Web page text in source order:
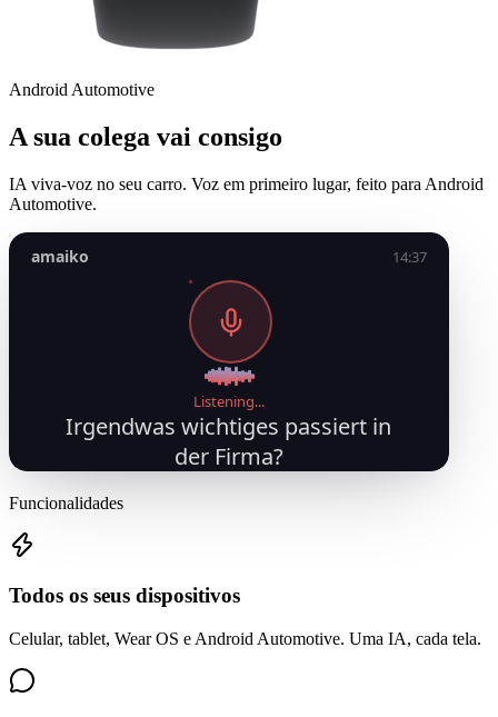
Android Automotive
A sua colega vai consigo
IA viva-voz no seu carro. Voz em primeiro lugar, feito para Android
Automotive.
amaiko 14:37
Listening...
Irgendwas wichtiges passiert in
der Firma?
Funcionalidades
Todos os seus dispositivos
Celular, tablet, Wear OS e Android Automotive. Uma IA, cada tela.